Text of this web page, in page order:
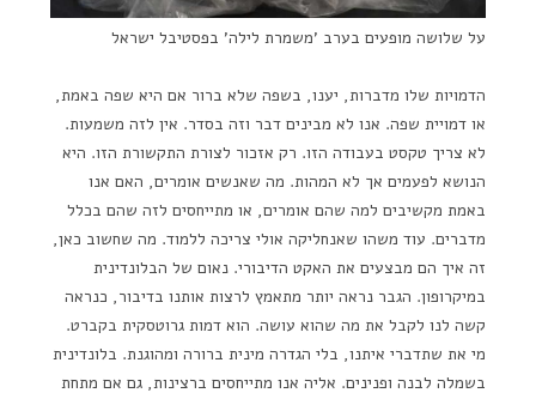
על שלושה מופעים בערב 'משמרת לילה' בפסטיבל ישראל
הדמויות שלו מדברות, יענו, בשפה שלא ברור אם היא שפה באמת,
או דמויית שפה. אנו לא מבינים דבר וזה בסדר. אין לזה משמעות.
לא צריך טקסט בעבודה הזו. רק אזכור לצורת התקשורת הזו. היא
הנושא לפעמים אך לא המהות. מה שאנשים אומרים, האם אנו
באמת מקשיבים למה שהם אומרים, או מתייחסים לזה שהם בכלל
מדברים. עוד משהו שאנחליקה אולי צריכה ללמוד. מה שחשוב כאן,
זה איך הם מבצעים את האקט הדיבורי. נאום של הבלונדינית
במיקרופון. הגבר נראה יותר מתאמץ לרצות אותנו בדיבור, כנראה
קשה לנו לקבל את מה שהוא עושה. הוא דמות גרוטסקית בקברט.
מי את שתדברי איתנו, בלי הגדרה מינית ברורה ומהוגנת. בלונדינית
בשמלה לבנה ופנינים. אליה אנו מתייחסים ברצינות, גם אם מתחת